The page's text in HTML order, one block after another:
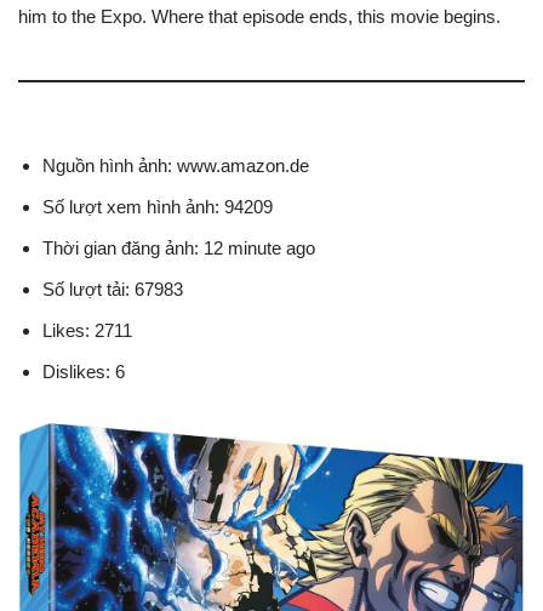
him to the Expo. Where that episode ends, this movie begins.
Nguồn hình ảnh: www.amazon.de
Số lượt xem hình ảnh: 94209
Thời gian đăng ảnh: 12 minute ago
Số lượt tải: 67983
Likes: 2711
Dislikes: 6